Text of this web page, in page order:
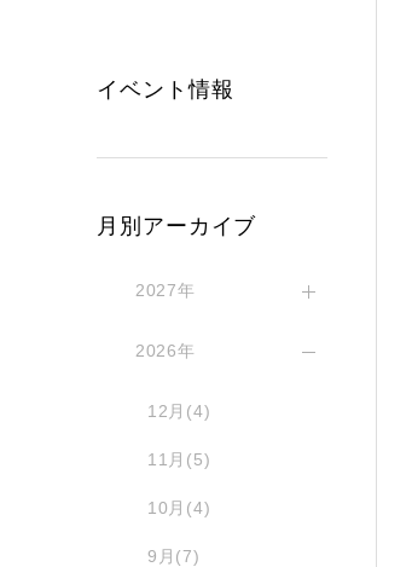
イベント情報
月別アーカイブ
2027年
2026年
12月(4)
11月(5)
10月(4)
9月(7)